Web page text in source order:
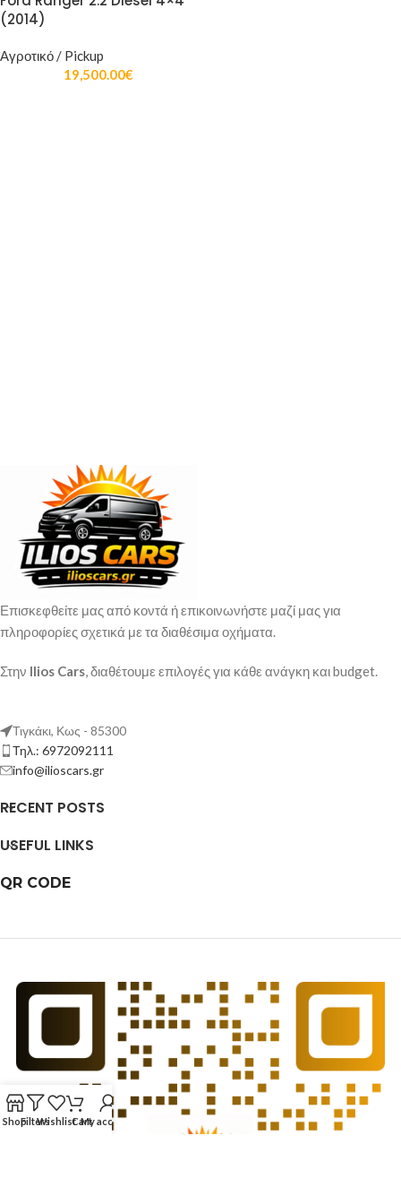
(2014)
Αγροτικό / Pickup
19,500.00€
Επισκεφθείτε μας από κοντά ή επικοινωνήστε μαζί μας για
πληροφορίες σχετικά με τα διαθέσιμα οχήματα.
Στην Ilios Cars, διαθέτουμε επιλογές για κάθε ανάγκη και budget.
Τιγκάκι, Κως - 85300
Τηλ.: 6972092111
info@ilioscars.gr
RECENT POSTS
USEFUL LINKS
QR CODE
ShopFiltersWishlistCartMy account